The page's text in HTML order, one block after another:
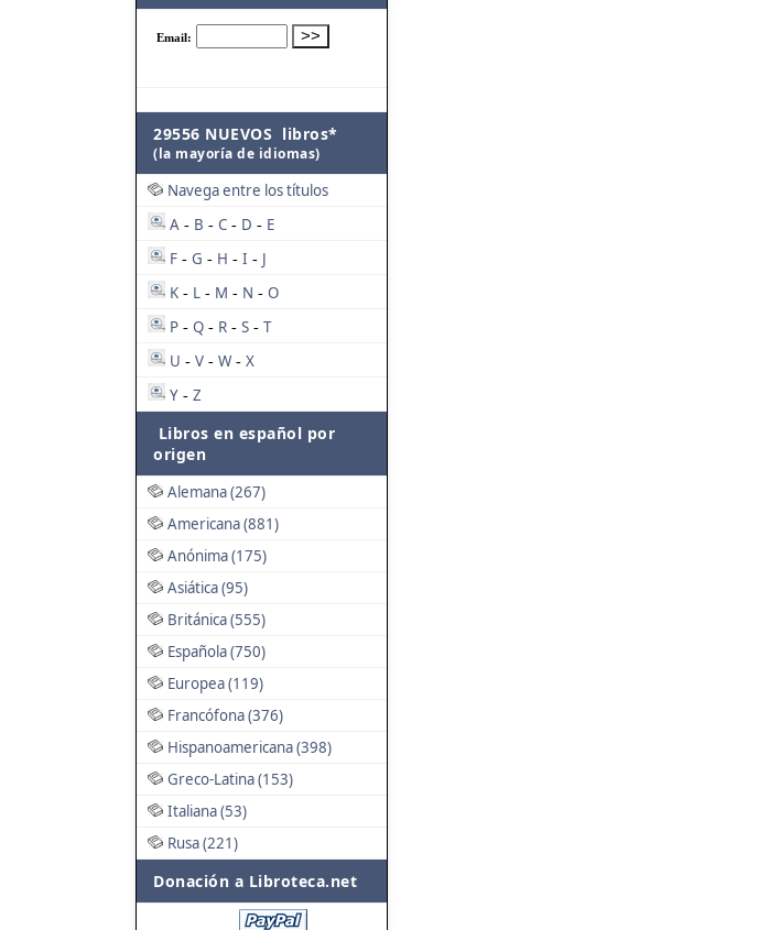
29556 NUEVOS libros*
(la mayoría de idiomas)
Navega entre los títulos
A - B - C - D - E
F - G - H - I - J
K - L - M - N - O
P - Q - R - S - T
U - V - W - X
Y - Z
Libros en español por
origen
Alemana (267)
Americana (881)
Anónima (175)
Asiática (95)
Británica (555)
Española (750)
Europea (119)
Francófona (376)
Hispanoamericana (398)
Greco-Latina (153)
Italiana (53)
Rusa (221)
Donación a Libroteca.net